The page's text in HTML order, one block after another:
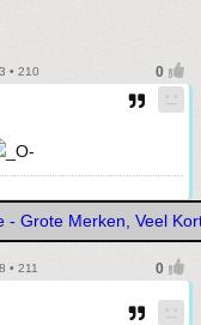
• 210
- Grote Merken, Veel
• 211